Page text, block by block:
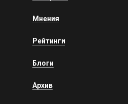
Мнения
Рейтинги
Блоги
Архив